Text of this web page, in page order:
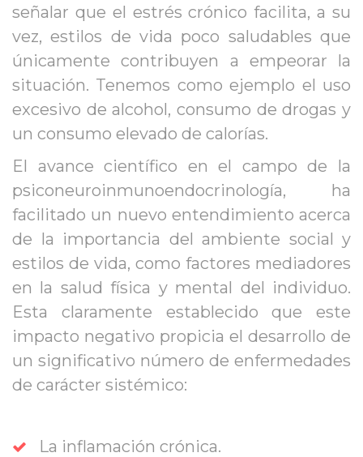
eñalar que el estrés crónico facilita, a su
vez, estilos de vida poco saludables que
únicamente contribuyen a empeorar la
ituación. Tenemos como ejemplo el uso
excesivo de alcohol, consumo de drogas y
un consumo elevado de calorías.
El avance científico en el campo de la
psiconeuroinmunoendocrinología, ha
facilitado un nuevo entendimiento acerca
de la importancia del ambiente social y
estilos de vida, como factores mediadores
en la salud física y mental del individuo.
Esta claramente establecido que este
impacto negativo propicia el desarrollo de
un significativo número de enfermedades
de carácter sistémico:
La inflamación crónica.